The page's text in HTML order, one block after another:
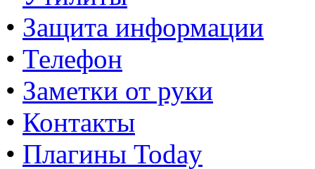
• Защита информации
• Телефон
• Заметки от руки
• Контакты
• Плагины Today